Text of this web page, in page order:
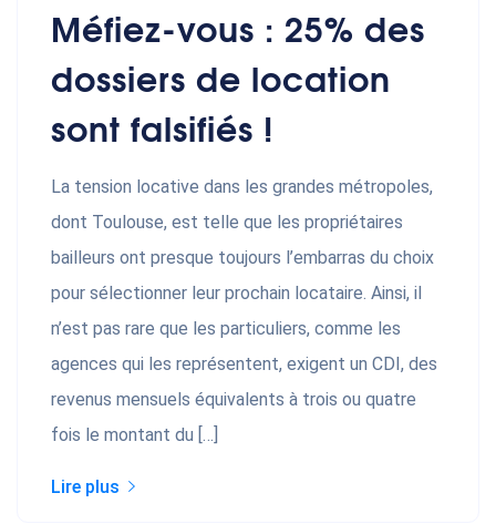
Méfiez-vous : 25% des
dossiers de location
sont falsifiés !
La tension locative dans les grandes métropoles,
dont Toulouse, est telle que les propriétaires
bailleurs ont presque toujours l’embarras du choix
pour sélectionner leur prochain locataire. Ainsi, il
n’est pas rare que les particuliers, comme les
agences qui les représentent, exigent un CDI, des
revenus mensuels équivalents à trois ou quatre
fois le montant du […]
Lire plus